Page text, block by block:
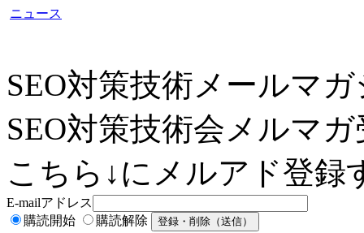
ニュース
SEO対策技術メールマ
SEO対策技術会メルマ
こちら↓にメルアド登録
E-mailアドレス
購読開始
購読解除